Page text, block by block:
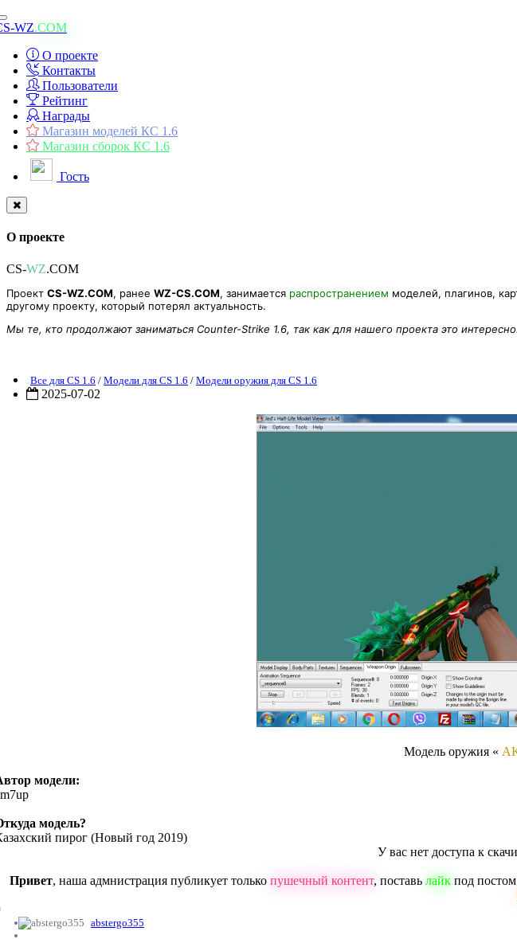
Toggle
navigation
WZ.COM
О проекте
Контакты
Пользователи
Рейтинг
Награды
Магазин моделей КС 1.6
Магазин сборок КС 1.6
Гость
О проекте
CS-WZ.COM
Проект CS-WZ.COM, ранее WZ-CS.COM, занимается распространением моделей, плагинов,
другому проекту, который потерял актуальность.
Мы те, кто продолжают заниматься Counter-Strike 1.6, так как для нашего проекта это интересно.
Все для CS 1.6 / Модели для CS 1.6 / Модели оружия для CS 1.6
2025-07-02
Модель оружия «
модели:
модель?
пирог (Новый год 2019)
У вас нет доступа к
Привет, наша адмнистрация публикует только пушечный контент, поставь лайкпод
abstergo355